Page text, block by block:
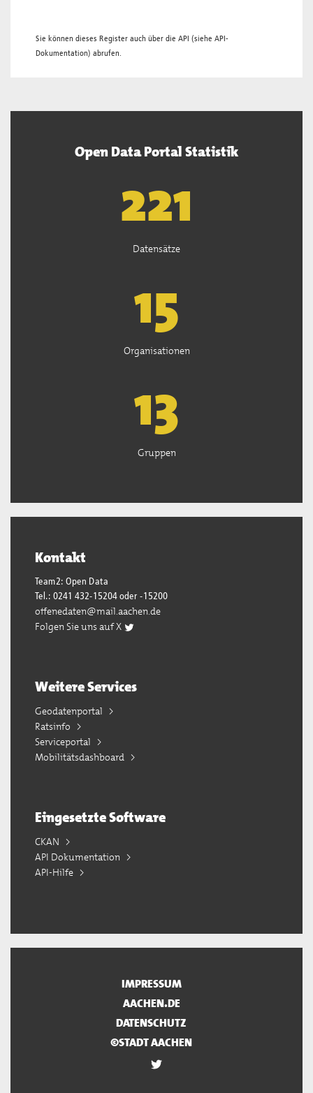
Sie können dieses Register auch über die API (siehe API-
Dokumentation) abrufen.
Open Data Portal Statistik
222
Datensätze
15
Organisationen
13
Gruppen
Kontakt
Team2: Open Data
Tel.: 0241 432-15204 oder -15200
offenedaten@mail.aachen.de
Folgen Sie uns auf X
Weitere Services
Geodatenportal
Ratsinfo
Serviceportal
Mobilitätsdashboard
Eingesetzte Software
CKAN
API Dokumentation
API-Hilfe
IMPRESSUM
AACHEN.DE
DATENSCHUTZ
©STADT AACHEN